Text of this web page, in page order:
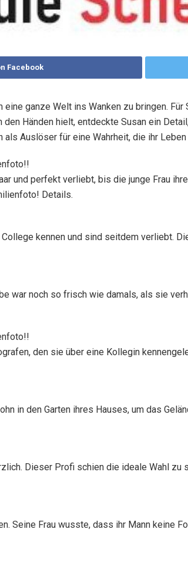
Facebook
ganze Welt ins Wanken zu bringen.
Händen hielt, entdeckte Susan ein
Auslöser für eine Wahrheit, die ihr
und perfekt verliebt, bis die junge Frau
Details.
kennen und sind seitdem verliebt.
war noch so frisch wie damals, als sie
den sie über eine Kollegin
in den Garten ihres Hauses, um das
Dieser Profi schien die ideale Wahl
Seine Frau wusste, dass ihr Mann keine